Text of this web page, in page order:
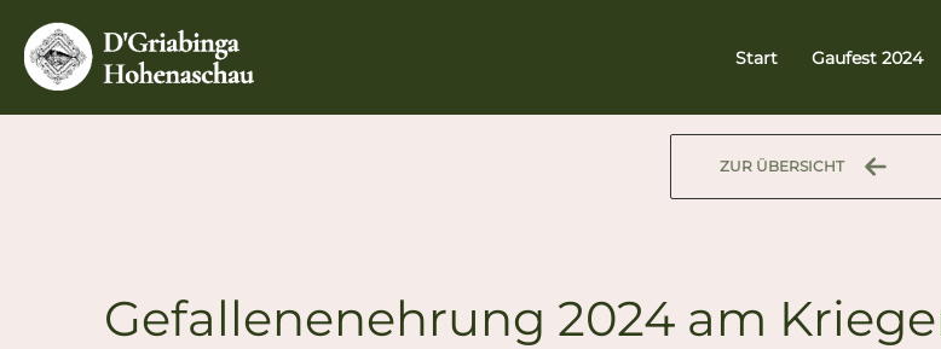
Inhalt
springen
Start Gaufest 2024
ZUR ÜBERSICHT
Gefallenenehrung 2024 am